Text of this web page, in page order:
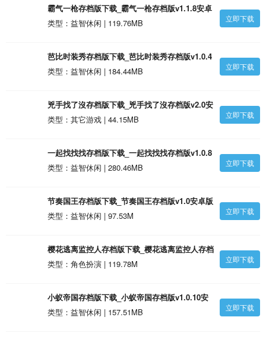
霸气一枪存档版下载_霸气一枪存档版v1.1.8安卓
版
类型：益智休闲 | 119.76MB 立即下载
芭比时装秀存档版下载_芭比时装秀存档版v1.0.4
安卓版
类型：益智休闲 | 184.44MB 立即下载
兇手找了沒存档版下载_兇手找了沒存档版v2.0安
卓版
类型：其它游戏 | 44.15MB 立即下载
一起找找找存档版下载_一起找找找存档版v1.0.8
安卓版
类型：益智休闲 | 280.46MB 立即下载
节奏国王存档版下载_节奏国王存档版v1.0安卓版
类型：益智休闲 | 97.53M
立即下载
樱花逃离监控人存档版下载_樱花逃离监控人存档
版v1.0安卓版
类型：角色扮演 | 119.78M 立即下载
小蚁帝国存档版下载_小蚁帝国存档版v1.0.10安
卓版
类型：益智休闲 | 157.51MB 立即下载